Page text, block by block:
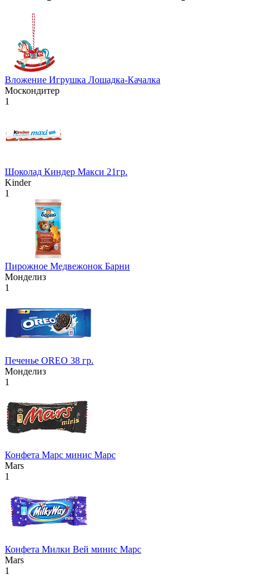
Вложение Игрушка Лошадка-Качалка
Москондитер
1
Шоколад Киндер Макси 21гр.
Kinder
1
Пирожное Медвежонок Барни
Монделиз
1
Печенье OREO 38 гр.
Монделиз
1
Конфета Марс минис Марс
Mars
1
Конфета Милки Вей минис Марс
Mars
1